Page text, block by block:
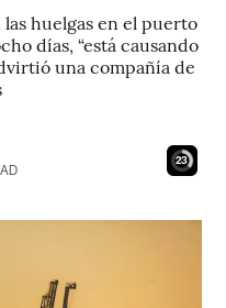
huelgas en el puerto
días, “está causando
una compañía de
22